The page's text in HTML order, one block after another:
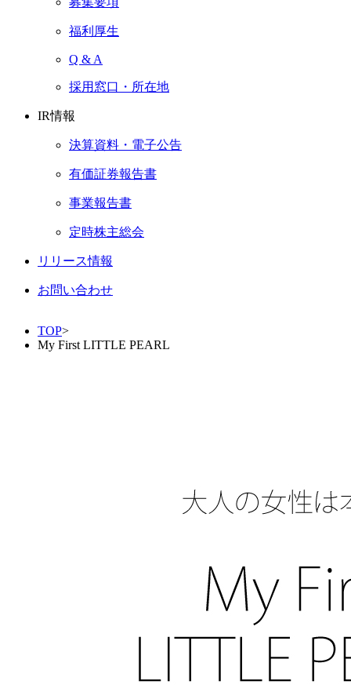
福利厚生
Q & A
採用窓口・所在地
IR情報
決算資料・電子公告
有価証券報告書
事業報告書
定時株主総会
リリース情報
お問い合わせ
TOP>
My First LITTLE PEARL